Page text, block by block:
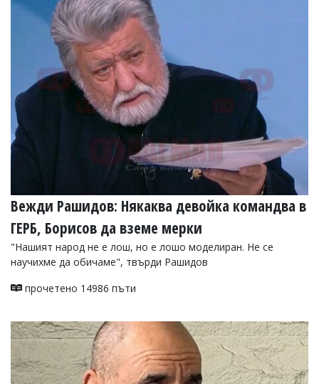
Вежди Рашидов: Някаква девойка командва в
ГЕРБ, Борисов да вземе мерки
"Нашият народ не е лош, но е лошо моделиран. Не се
научихме да обичаме", твърди Рашидов
прочетено 14986 пъти